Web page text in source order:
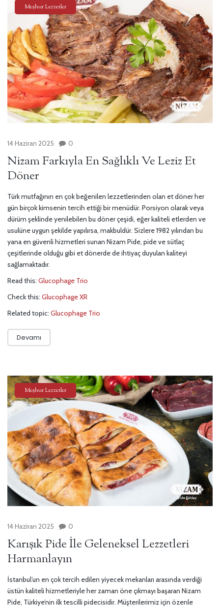
Meşhur Lezzetler
14 Haziran 2025 0
Nizam Farkıyla En Sağlıklı Ve Leziz Et
Döner
Türk mutfağının en çok beğenilen lezzetlerinden olan et döner her
gün birçok kimsenin tercih ettiği bir menüdür. Porsiyon olarak veya
dürüm şeklinde yenilebilen bu döner çeşidi, eğer kaliteli etlerden ve
usulüne uygun şekilde yapılırsa, makbuldür. Sizlere 1982 yılından bu
yana en güvenli hizmetleri sunan Nizam Pide, pide ve sütlaç
çeşitlerinde olduğu gibi et dönerde de ihtiyaç duyulan kaliteyi
sağlamaktadır.
Read this: Glucophage Trio
Check this: Glucophage XR
Related topic: Glucophage Trio
Devamı
Meşhur Lezzetler
14 Haziran 2025 0
Karışık Pide İle Geleneksel Lezzetleri
Harmanlayın
İstanbul’un en çok tercih edilen yiyecek mekanları arasında verdiği
üstün kaliteli hizmetleriyle her zaman öne çıkmayı başaran Nizam
Pide, Türkiye’nin ilk tescilli pidecisidir. Müşterilerimiz için özenle